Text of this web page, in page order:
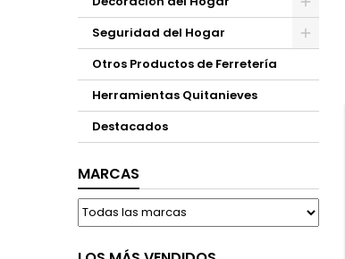
Seguridad del Hogar
Otros Productos de Ferretería
Herramientas Quitanieves
Destacados
MARCAS